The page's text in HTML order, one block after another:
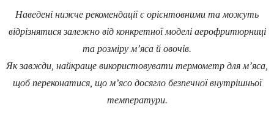
Наведені нижче рекомендації є орієнтовними та можуть
відрізнятися залежно від конкретної моделі аерофритюрниці
та розміру м’яса й овочів.
Як завжди, найкраще використовувати термометр для м’яса,
щоб переконатися, що м’ясо досягло безпечної внутрішньої
температури.